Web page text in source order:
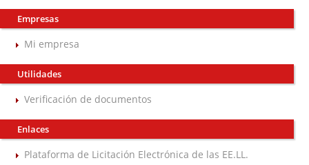
Empresas
Mi empresa
Utilidades
Verificación de documentos
Enlaces
Plataforma de Licitación Electrónica de las EE.LL.